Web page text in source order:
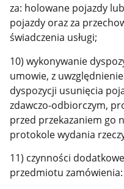
za: holowane pojazdy
pojazdy oraz za
świadczenia usługi;
10) wykonywanie
umowie, z
dyspozycji usunięcia
zdawczo-odbiorczym,
przed przekazaniem go
protokole wydania
11) czynności
przedmiotu zamówienia: